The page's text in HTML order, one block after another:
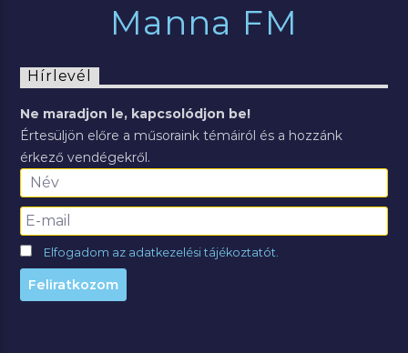
Manna FM
Hírlevél
Ne maradjon le, kapcsolódjon be!
Értesüljön előre a műsoraink témáiról és a hozzánk
érkező vendégekről.
Elfogadom az adatkezelési tájékoztatót.